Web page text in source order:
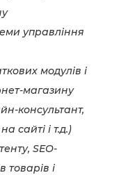
управління
модулів і
магазину
консультант,
сайті і т.д.)
SEO-
товарів і